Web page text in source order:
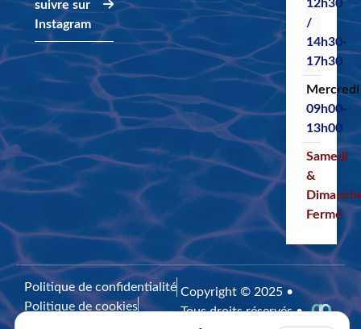
suivre sur
Instagram
12h30
/
14h30-
17h30
Mercredi
09h00-
13h00
Samedi
&
Fermé
Politique de confidentialité
Politique de cookies
Copyright © 2025 •
Tous droits réservés •